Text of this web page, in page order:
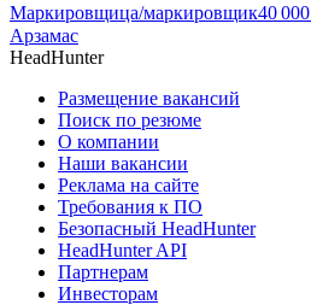
Маркировщица/маркировщик40 000
Арзамас
HeadHunter
Размещение вакансий
Поиск по резюме
О компании
Наши вакансии
Реклама на сайте
Требования к ПО
Безопасный HeadHunter
HeadHunter API
Партнерам
Инвесторам